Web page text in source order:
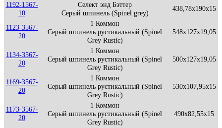
1192-1567-
10
Селект энд Бэттер
Серый шпинель (Spinel grey)
438,78x190x15
1123-3567-
20
1 Коммон
Серый шпинель рустикальный (Spinel
Grey Rustic)
548x127x19,05
1134-3567-
20
1 Коммон
Серый шпинель рустикальный (Spinel
Grey Rustic)
500x127x19,05
1169-3567-
20
1 Коммон
Серый шпинель рустикальный (Spinel
Grey Rustic)
530x107,95x15
1173-3567-
20
1 Коммон
Серый шпинель рустикальный (Spinel
Grey Rustic)
490x82,55x15